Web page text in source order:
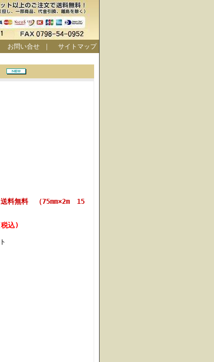
お問い合せ｜ サイトマップ
料無料 （75mm×2m 15
込)